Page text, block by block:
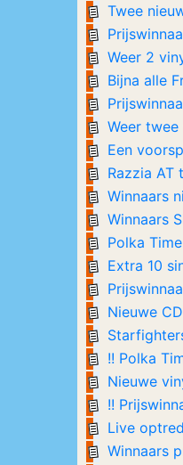
Twee
Weer 2
Bijna alle
Weer
Een
Razzia AT
Winnaars
Winnaars
Polka
Extra 10
Nieuwe
!! Polka
Nieuwe
!!
Live
Winnaars